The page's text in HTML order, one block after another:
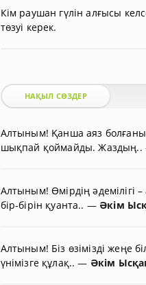
Кім раушан гүлін алғысы
төзуі керек.
НАҚЫЛ СӨЗДЕР
Алтыным! Қанша аяз
шықпай қоймайды. Жаздың..
Алтыным! Өмірдің әдемілігі
бір-бірін қуанта.. — Әкім
Алтыным! Біз өзімізді жеңе
үнімізге құлақ..— Әкім